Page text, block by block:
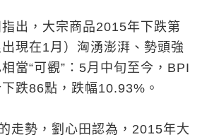
出，大宗商品2015年下跌第
現在1月）洶湧澎湃、勢頭強
當“可觀”：5月中旬至今，BPI
跌86點，跌幅10.93%。
走勢，劉心田認為，2015年大